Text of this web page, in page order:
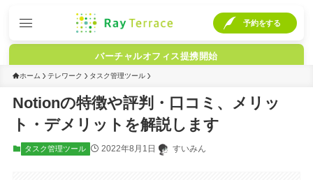
バーチャルオフィス提携開始
予約をする
ホーム テレワーク タスク管理ツール
Notionの特徴や評判・口コミ、メリッ
ト・デメリットを解説します
タスク管理ツール 2022年8月1日 すいみん